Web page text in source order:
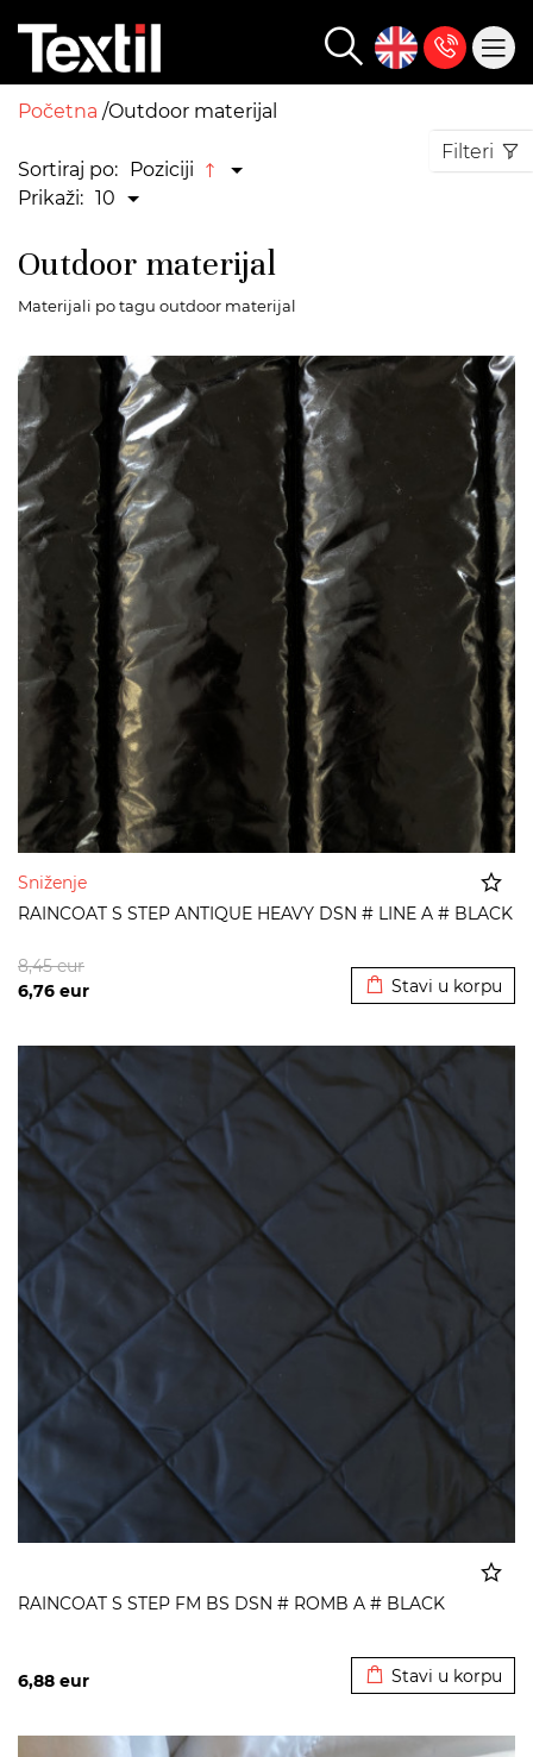
Početna Outdoor materijal
Sortiraj po: Poziciji
Prikaži: 10
Filteri
Outdoor materijal
Materijali po tagu outdoor materijal
Sniženje
RAINCOAT S STEP ANTIQUE HEAVY DSN # LINE A # BLACK
6,76 eur
8,45eur
Stavi u korpu
RAINCOAT S STEP FM BS DSN # ROMB A # BLACK
6,88 eur Stavi u korpu